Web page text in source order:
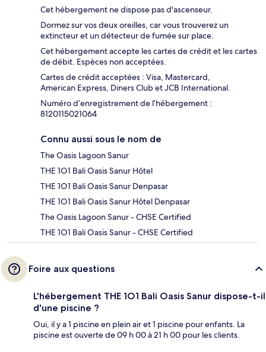
Cet hébergement ne dispose pas d'ascenseur.
Dormez sur vos deux oreilles, car vous trouverez un
extincteur et un détecteur de fumée sur place.
Cet hébergement accepte les cartes de crédit et les cartes
de débit. Espèces non acceptées.
Cartes de crédit acceptées : Visa, Mastercard,
American Express, Diners Club et JCB International.
Numéro d’enregistrement de l’hébergement :
8120115021064
Connu aussi sous le nom de
The Oasis Lagoon Sanur
THE 1O1 Bali Oasis Sanur Hôtel
THE 1O1 Bali Oasis Sanur Denpasar
THE 1O1 Bali Oasis Sanur Hôtel Denpasar
The Oasis Lagoon Sanur - CHSE Certified
THE 1O1 Bali Oasis Sanur - CHSE Certified
Foire aux questions
L'hébergement THE 1O1 Bali Oasis Sanur dispose-t-il
d'une piscine ?
Oui, il y a 1 piscine en plein air et 1 piscine pour enfants. La
piscine est ouverte de 09 h 00 à 21 h 00 pour les clients.